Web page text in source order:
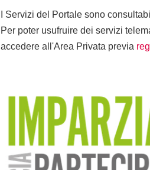
I Servizi del Portale sono
Per poter usufruire dei servizi
accedere all'Area Privata previa